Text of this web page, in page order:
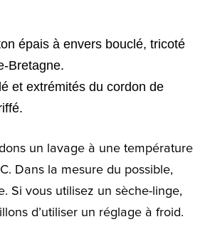
épais à envers bouclé, tricoté
Bretagne.
et extrémités du cordon de
un lavage à une température
Dans la mesure du possible,
Si vous utilisez un sèche-linge,
d’utiliser un réglage à froid.